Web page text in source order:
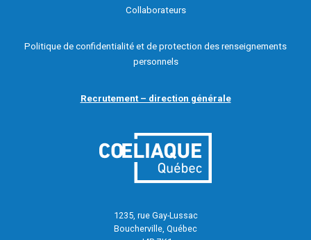
1235, rue Gay-Lussac
Boucherville, Québec
Collaborateurs
Politique de confidentialité et de protection des renseignements
personnels
Recrutement – direction générale